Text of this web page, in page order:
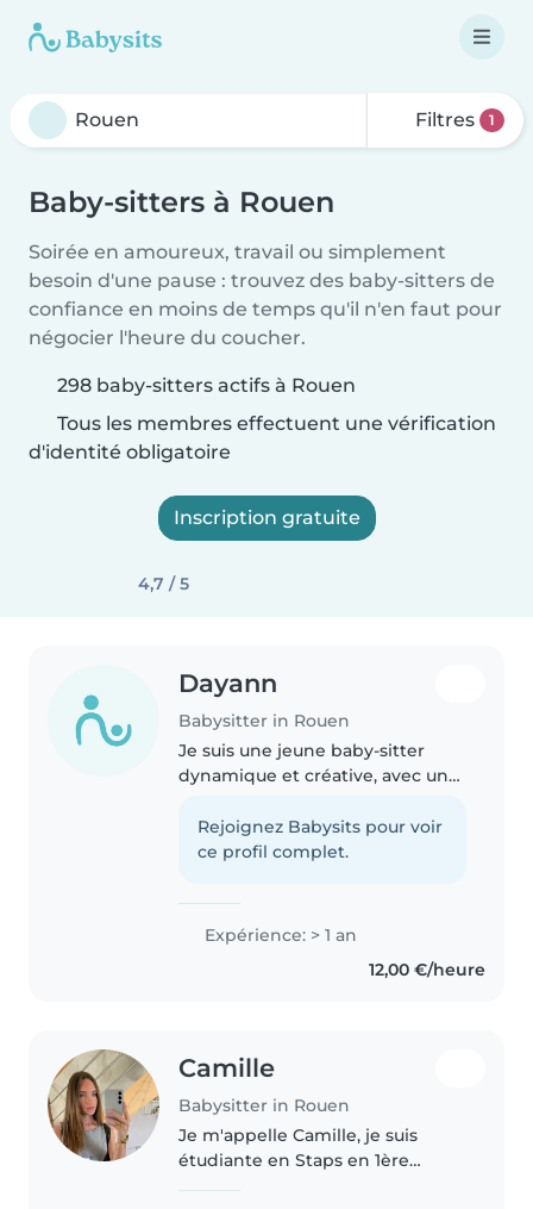
Filtres 1
Baby-sitters à Rouen
Soirée en amoureux, travail ou simplement
besoin d'une pause : trouvez des baby-sitters de
confiance en moins de temps qu'il n'en faut pour
négocier l'heure du coucher.
298 baby-sitters actifs à Rouen
Tous les membres effectuent une vérification
d'identité obligatoire
Inscription gratuite
4,7 / 5
Dayann
Babysitter in Rouen
Je suis une jeune baby-sitter
dynamique et créative, avec une
d'enfants, principalement avec
des bébés et des enfants d'âge
Rejoignez Babysits pour voir
ce profil complet.
Expérience: > 1 an
12,00 €/heure
Camille
Babysitter in Rouen
Je m'appelle Camille, je suis
étudiante en Staps en 1ère